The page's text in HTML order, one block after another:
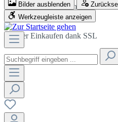
Sicher Einkaufen dank SSL
Partnerschaftlich
Sicher Einkaufen dank SSL
Bilder ausblenden
Werkzeugleiste anzeigen